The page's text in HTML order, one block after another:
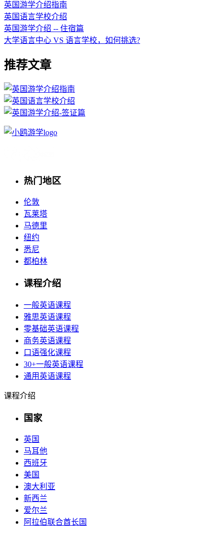
英国游学介绍指南
英国语言学校介绍
英国游学介绍 -- 住宿篇
大学语言中心 VS 语言学校，如何挑选?
推荐文章
热门地区
伦敦
瓦莱塔
马德里
纽约
悉尼
都柏林
课程介绍
一般英语课程
雅思英语课程
零基础英语课程
商务英语课程
口语强化课程
30+一般英语课程
通用英语课程
课程介绍
国家
英国
马耳他
西班牙
美国
澳大利亚
新西兰
爱尔兰
阿拉伯联合酋长国